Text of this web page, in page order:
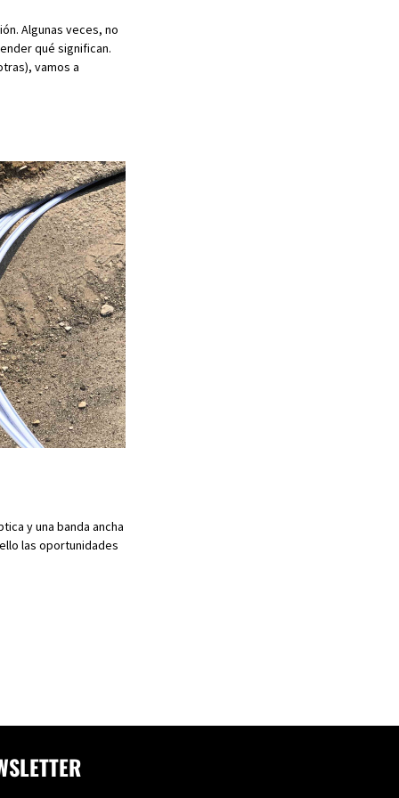
Algunas veces, no
qué significan.
vamos a
y una banda ancha
las oportunidades